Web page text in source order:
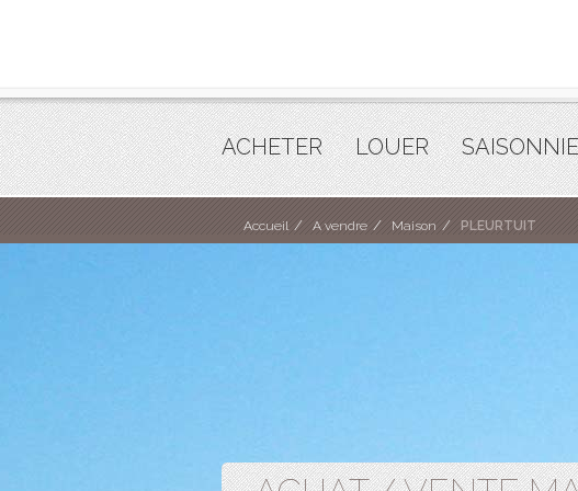
ACHETER LOUER
Accueil A vendre Maison PLEURTUIT